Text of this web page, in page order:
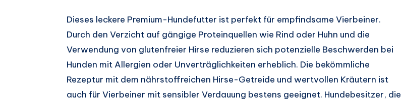
Dieses leckere Premium-Hundefutter ist perfekt für empfindsame Vierbeiner.
Durch den Verzicht auf gängige Proteinquellen wie Rind oder Huhn und die
Verwendung von glutenfreier Hirse reduzieren sich potenzielle Beschwerden bei
Hunden mit Allergien oder Unverträglichkeiten erheblich. Die bekömmliche
Rezeptur mit dem nährstoffreichen Hirse-Getreide und wertvollen Kräutern ist
auch für Vierbeiner mit sensibler Verdauung bestens geeignet. Hundebesitzer, die